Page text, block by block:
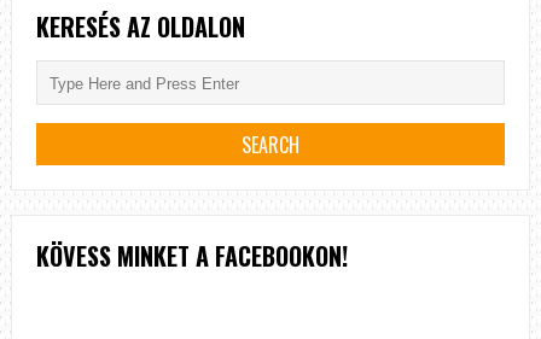
KERESÉS AZ OLDALON
KÖVESS MINKET A FACEBOOKON!